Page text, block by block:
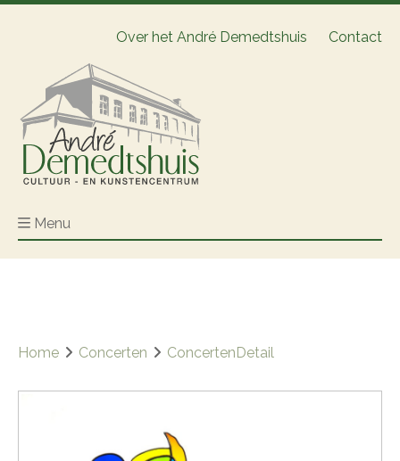
Over het André Demedtshuis Contact
Menu
Home Concerten ConcertenDetail